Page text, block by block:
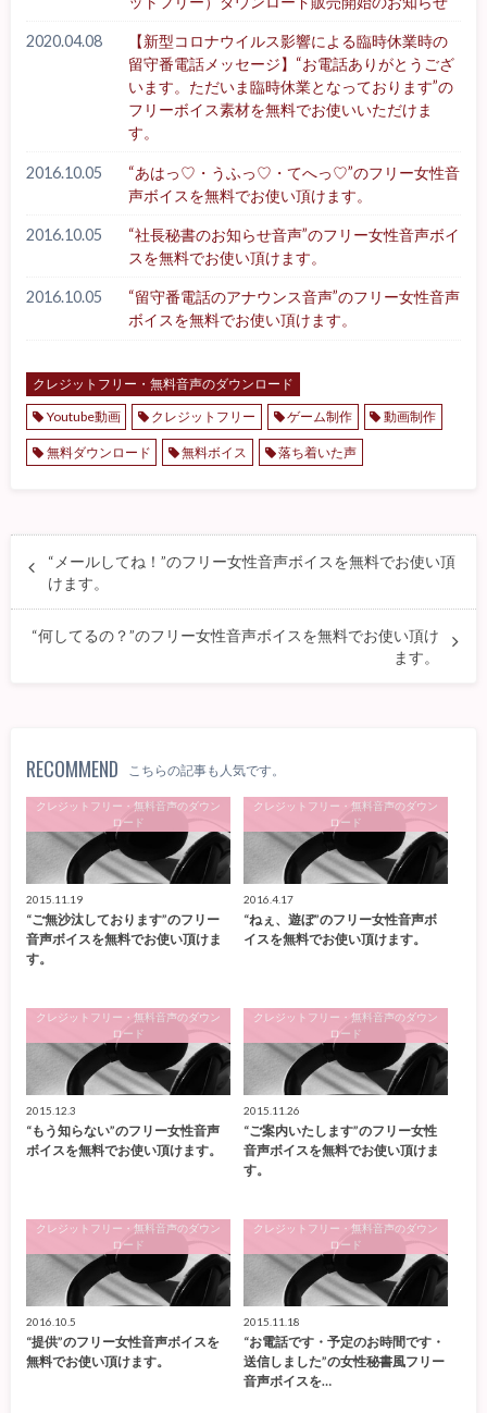
2020.04.08
【新型コロナウイルス影響による臨時休業時の
留守番電話メッセージ】“お電話ありがとうござ
います。ただいま臨時休業となっております”の
フリーボイス素材を無料でお使いいただけま
す。
2016.10.05
“あはっ♡・うふっ♡・てへっ♡”のフリー女性音
声ボイスを無料でお使い頂けます。
2016.10.05
“社長秘書のお知らせ音声”のフリー女性音声ボイ
スを無料でお使い頂けます。
2016.10.05
“留守番電話のアナウンス音声”のフリー女性音声
ボイスを無料でお使い頂けます。
クレジットフリー・無料音声のダウンロード
Youtube動画
クレジットフリー ゲーム制作 動画制作
無料ダウンロード 無料ボイス 落ち着いた声
“メールしてね！”のフリー女性音声ボイスを無料でお使い頂
けます。
“何してるの？”のフリー女性音声ボイスを無料でお使い頂け
ます。
RECOMMEND こちらの記事も人気です。
クレジットフリー・無料音声のダウン
ロード
2015.11.19
“ご無沙汰しております”のフリー
音声ボイスを無料でお使い頂けま
す。
クレジットフリー・無料音声のダウン
ロード
2016.4.17
“ねぇ、遊ぼ”のフリー女性音声ボ
イスを無料でお使い頂けます。
クレジットフリー・無料音声のダウン
ロード
2015.12.3
“もう知らない”のフリー女性音声
ボイスを無料でお使い頂けます。
クレジットフリー・無料音声のダウン
ロード
2015.11.26
“ご案内いたします”のフリー女性
音声ボイスを無料でお使い頂けま
す。
クレジットフリー・無料音声のダウン
ロード
2016.10.5
“提供”のフリー女性音声ボイスを
無料でお使い頂けます。
クレジットフリー・無料音声のダウン
ロード
2015.11.18
“お電話です・予定のお時間です・
送信しました”の女性秘書風フリー
音声ボイスを…